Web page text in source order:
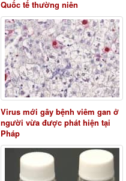
Quốc tế thường niên
Virus mới gây bệnh viêm gan ở
người vừa được phát hiện tại
Pháp